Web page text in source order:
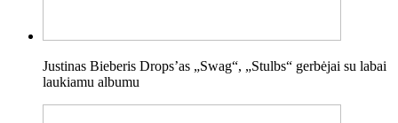
Justinas Bieberis Drops’as „Swag“, „Stulbs“ gerbėjai su labai
laukiamu albumu